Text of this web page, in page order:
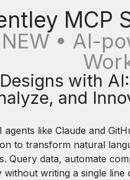
MCP
NEW • AI-
with AI:
and
agents like Claude and
to transform natural
Query data, automate
without writing a single line